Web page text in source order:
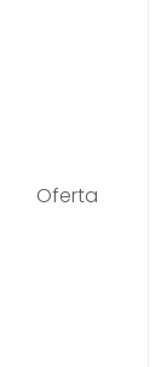
Oferta